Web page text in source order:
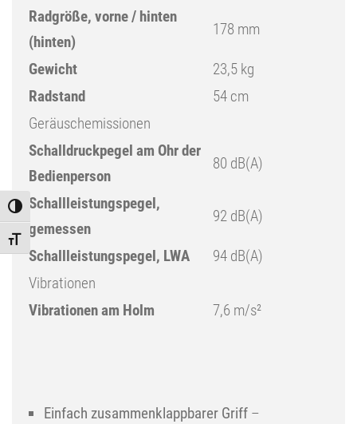
Toggle High Contrast
Toggle Font size
Radgröße, vorne / hinten
(hinten)
178 mm
Gewicht
23,5 kg
Radstand
54 cm
Geräuschemissionen
Schalldruckpegel am Ohr der
Bedienperson
80 dB(A)
Schallleistungspegel,
gemessen
92 dB(A)
Schallleistungspegel, LWA
94 dB(A)
Vibrationen
Vibrationen am Holm
7,6 m/s²
Einfach zusammenklappbarer Griff –